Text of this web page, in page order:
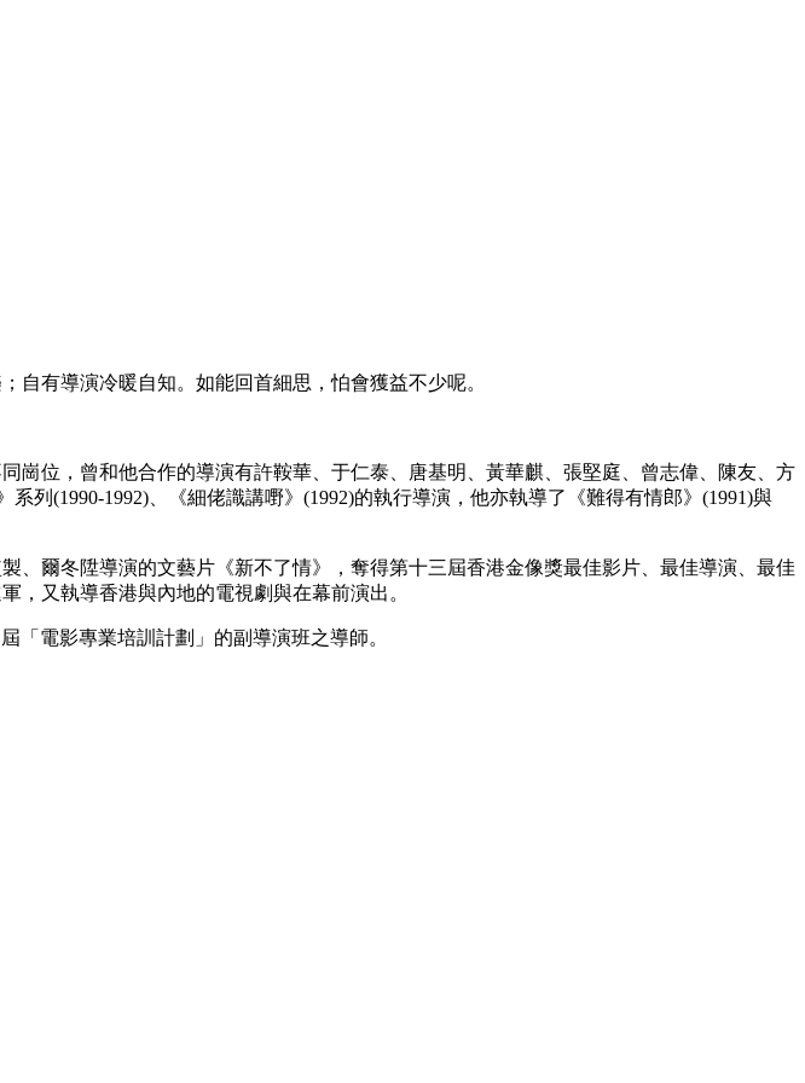
自有導演冷暖自知。如能回首細思，怕會獲益不少呢。
崗位，曾和他合作的導演有許鞍華、于仁泰、唐基明、黃華麒、張堅庭、曾志偉、陳友、方
列(1990-1992)、《細佬識講嘢》(1992)的執行導演，他亦執導了《難得有情郎》(1991)與
、爾冬陞導演的文藝片《新不了情》，奪得第十三屆香港金像獎最佳影片、最佳導演、最佳
，又執導香港與內地的電視劇與在幕前演出。
「電影專業培訓計劃」的副導演班之導師。